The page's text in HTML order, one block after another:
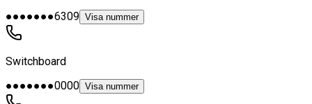
●●●●●●●6309 Visa nummer
Switchboard
●●●●●●●0000 Visa nummer